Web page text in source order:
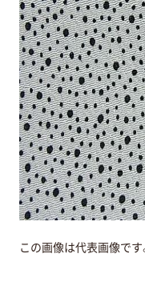
この画像は代表画像です